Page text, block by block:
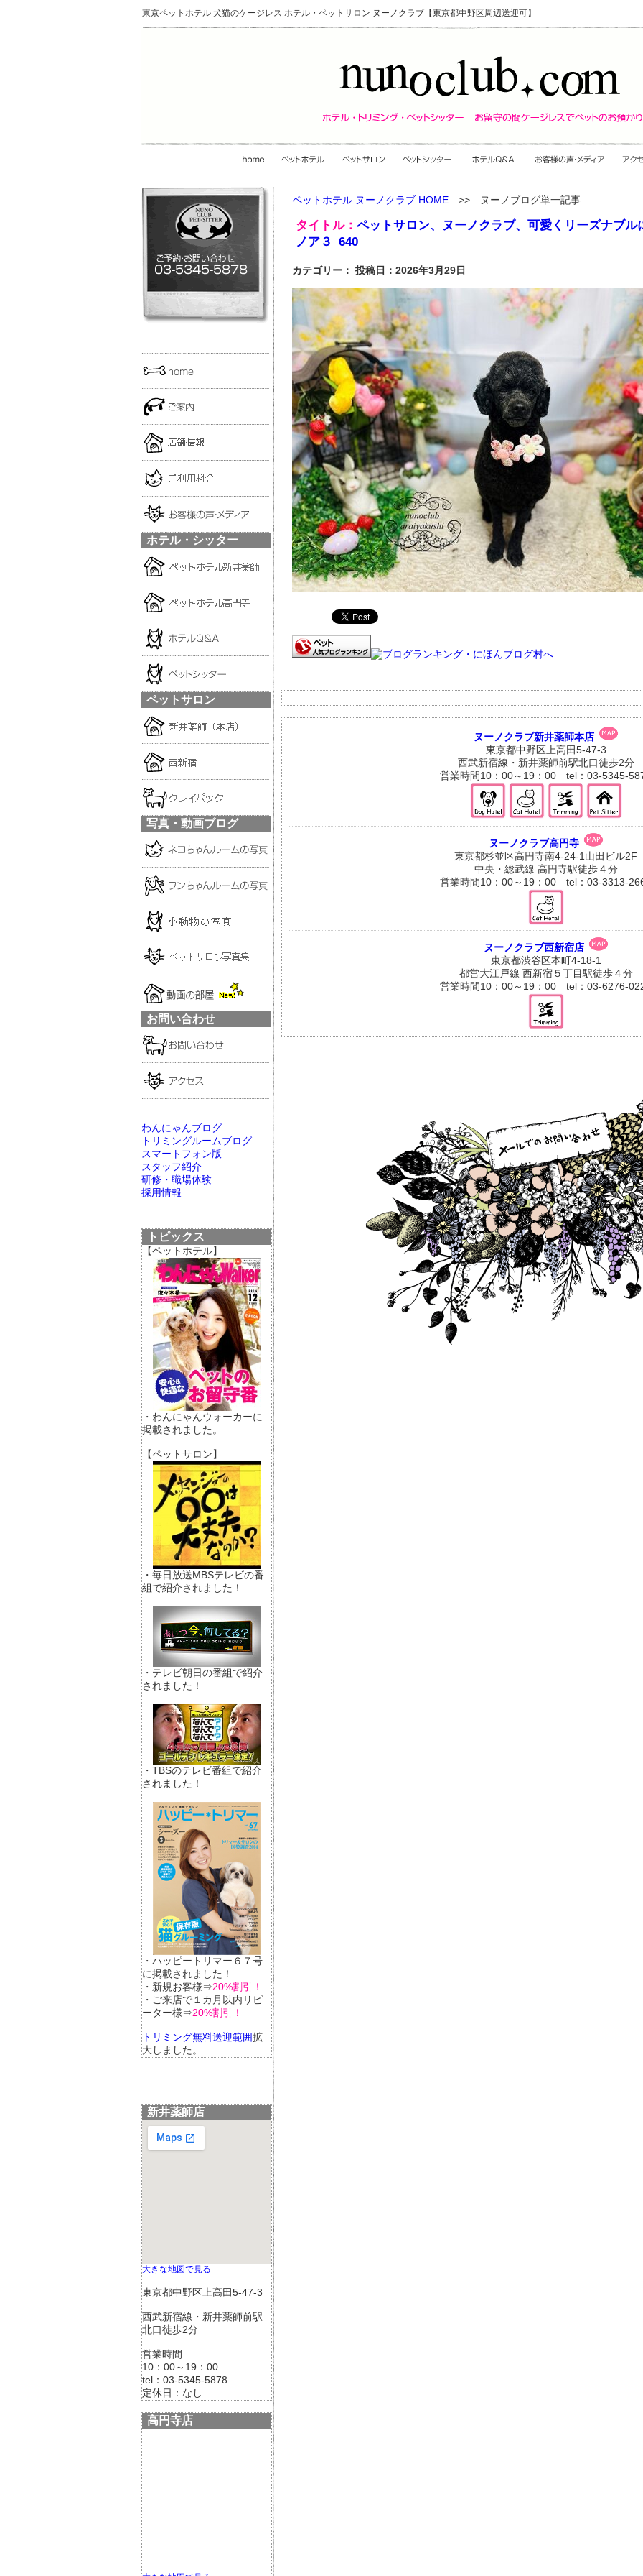
東京ペットホテル 犬猫のケージレス ホテル・ペットサロン ヌーノクラブ【東京都中野区周辺送迎可】
ホテル・シッター
ペットサロン
写真・動画ブログ
お問い合わせ
わんにゃんブログ
トリミングルームブログ
スマートフォン版
スタッフ紹介
研修・職場体験
採用情報
トピックス
【ペットホテル】
・わんにゃんウォーカーに
掲載されました。
【ペットサロン】
・毎日放送MBSテレビの番
組で紹介されました！
・テレビ朝日の番組で紹介
されました！
・TBSのテレビ番組で紹介
されました！
・ハッピートリマー６７号
に掲載されました！
・新規お客様⇒20%割引！
・ご来店で１カ月以内リピ
ーター様⇒20%割引！
トリミング無料送迎範囲拡
大しました。
新井薬師店
大きな地図で見る
東京都中野区上高田5-47-3
西武新宿線・新井薬師前駅
北口徒歩2分
営業時間
10：00～19：00
tel：03-5345-5878
定休日：なし
高円寺店
ペットホテル ヌーノクラブ HOME >> ヌーノブログ単一記事
タイトル： ペットサロン、ヌーノクラブ、可愛くリーズナブ
ノア３_640
カテゴリー： 投稿日：2026年3月29日
ヌーノクラブ新井薬師本店
東京都中野区上高田5-47-3
西武新宿線・新井薬師前駅北口徒歩2分
営業時間10：00～19：00 tel：03-5345-
ヌーノクラブ高円寺
東京都杉並区高円寺南4-24-1山田ビル2F
中央・総武線 高円寺駅徒歩４分
営業時間10：00～19：00 tel：03-3313-
ヌーノクラブ西新宿店
東京都渋谷区本町4-18-1
都営大江戸線 西新宿５丁目駅徒歩４分
営業時間10：00～19：00 tel：03-6276-